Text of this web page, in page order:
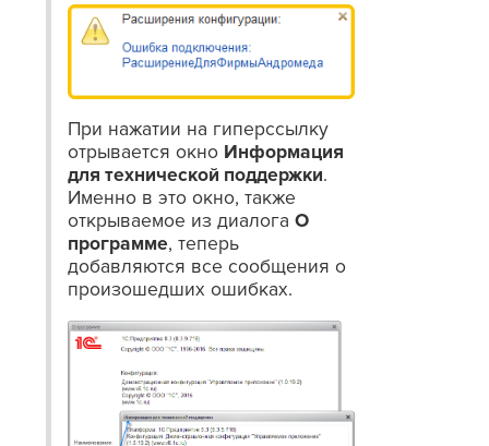
При нажатии на гиперссылку
отрывается окно Информация
для технической поддержки.
Именно в это окно, также
открываемое из диалогаО
программе, теперь
добавляются все сообщения о
произошедших ошибках.